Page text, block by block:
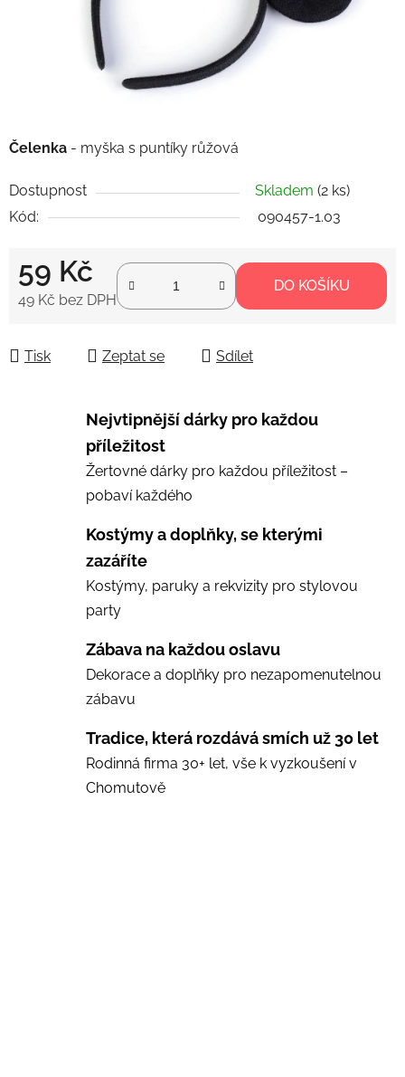
Čelenka - myška s puntíky růžová
Dostupnost Skladem (2 ks)
Kód:
090457-1.03
59 Kč
49 Kč bez DPH
DO KOŠÍKU
Tisk Zeptat se Sdílet
Nejvtipnější dárky pro každou
příležitost
Žertovné dárky pro každou příležitost –
pobaví každého
Kostýmy a doplňky, se kterými
zazáříte
Kostýmy, paruky a rekvizity pro stylovou
party
Zábava na každou oslavu
Dekorace a doplňky pro nezapomenutelnou
zábavu
Tradice, která rozdává smích už 30 let
Rodinná firma 30+ let, vše k vyzkoušení v
Chomutově